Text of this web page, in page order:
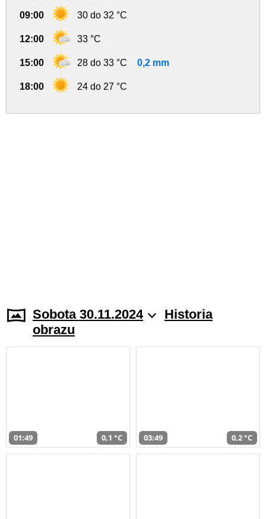
09:00 30 do 32 °C
12:00 33 °C
15:00 28 do 33 °C 0,2 mm
18:00 24 do 27 °C
Sobota 30.11.2024
Historia
obrazu
01:49 0,1 °C 03:49 0,2 °C